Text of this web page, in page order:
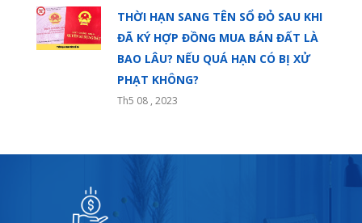
THỜI HẠN SANG TÊN SỔ ĐỎ SAU KHI
ĐÃ KÝ HỢP ĐỒNG MUA BÁN ĐẤT LÀ
BAO LÂU? NẾU QUÁ HẠN CÓ BỊ XỬ
PHẠT KHÔNG?
Th5 08 , 2023